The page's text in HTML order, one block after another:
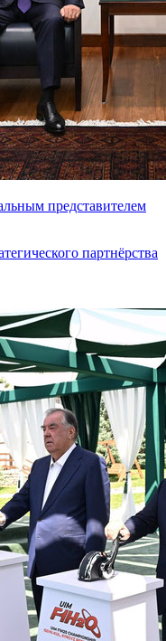
представителем
партнёрства